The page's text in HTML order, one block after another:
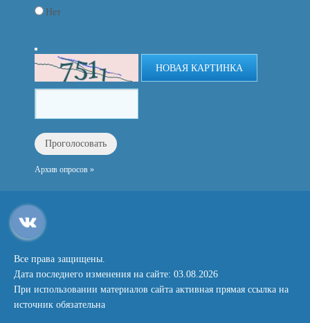
Нет
НОВАЯ КАРТИНКА
Архив опросов »
Все права защищены.
Дата последнего изменения на сайте: 03.08.2026
При использовании материалов сайта активная прямая ссылка на
источник обязательна